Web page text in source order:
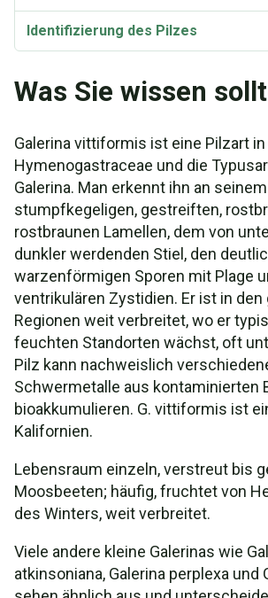
Identifizierung des Pilzes
Was Sie wissen
Galerina vittiformis ist eine Pilzart
Hymenogastraceae und die
Galerina. Man erkennt ihn an seinem
stumpfkegeligen, gestreiften,
rostbraunen Lamellen, dem von
dunkler werdenden Stiel, den
warzenförmigen Sporen mit Plage
ventrikulären Zystidien. Er ist in den
Regionen weit verbreitet, wo er
feuchten Standorten wächst, oft
Pilz kann nachweislich
Schwermetalle aus kontaminierten
bioakkumulieren. G. vittiformis ist
Kalifornien.
Lebensraum einzeln, verstreut bis
Moosbeeten; häufig, fruchtet von
des Winters, weit verbreitet.
Viele andere kleine Galerinas wie
atkinsoniana, Galerina perplexa und